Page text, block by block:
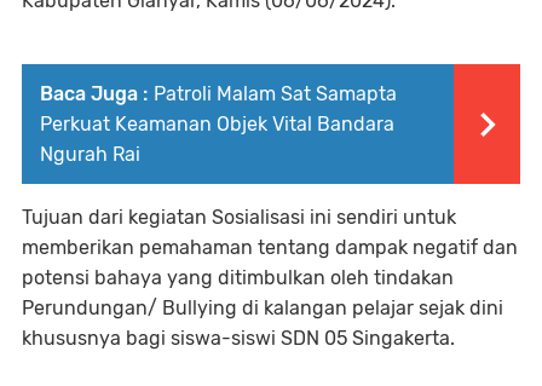
Baca Juga : Patroli Malam Sat Samapta
Perkuat Keamanan Objek Vital Bandara
Ngurah Rai
Tujuan dari kegiatan Sosialisasi ini sendiri untuk
memberikan pemahaman tentang dampak negatif dan
potensi bahaya yang ditimbulkan oleh tindakan
Perundungan/ Bullying di kalangan pelajar sejak dini
khususnya bagi siswa-siswi SDN 05 Singakerta.